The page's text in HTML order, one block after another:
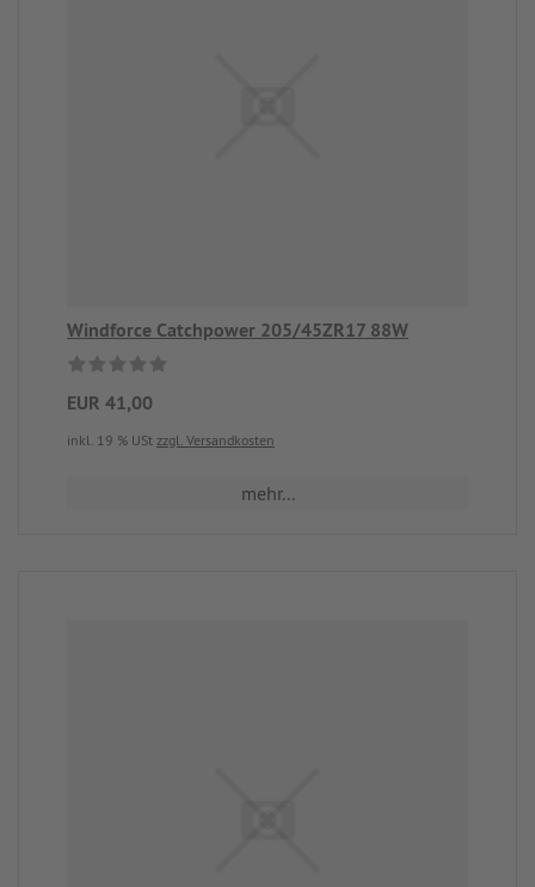
Windforce Catchpower 205/45ZR17 88W
EUR 41,00
inkl. 19 % USt zzgl. Versandkosten
mehr...